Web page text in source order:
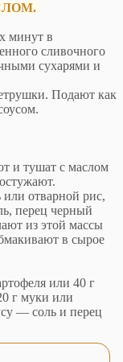
минут в
сливочного
сухарями и
Подают как
и тушат с маслом
отварной рис,
перец черный
из этой массы
в сырое
или 40 г
г муки или
— соль и перец